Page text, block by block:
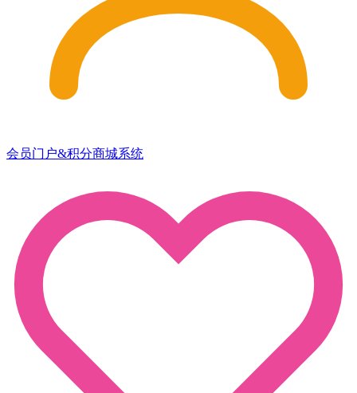
会员门户&积分商城系统